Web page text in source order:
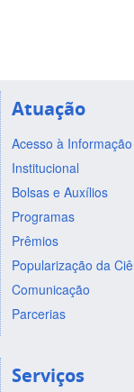
Atuação
Acesso à Informação
Institucional
Bolsas e Auxílios
Programas
Prêmios
Popularização da
Comunicação
Parcerias
Serviços